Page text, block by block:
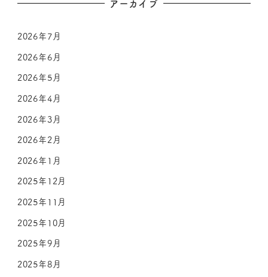
アーカイブ
2026年7月
2026年6月
2026年5月
2026年4月
2026年3月
2026年2月
2026年1月
2025年12月
2025年11月
2025年10月
2025年9月
2025年8月